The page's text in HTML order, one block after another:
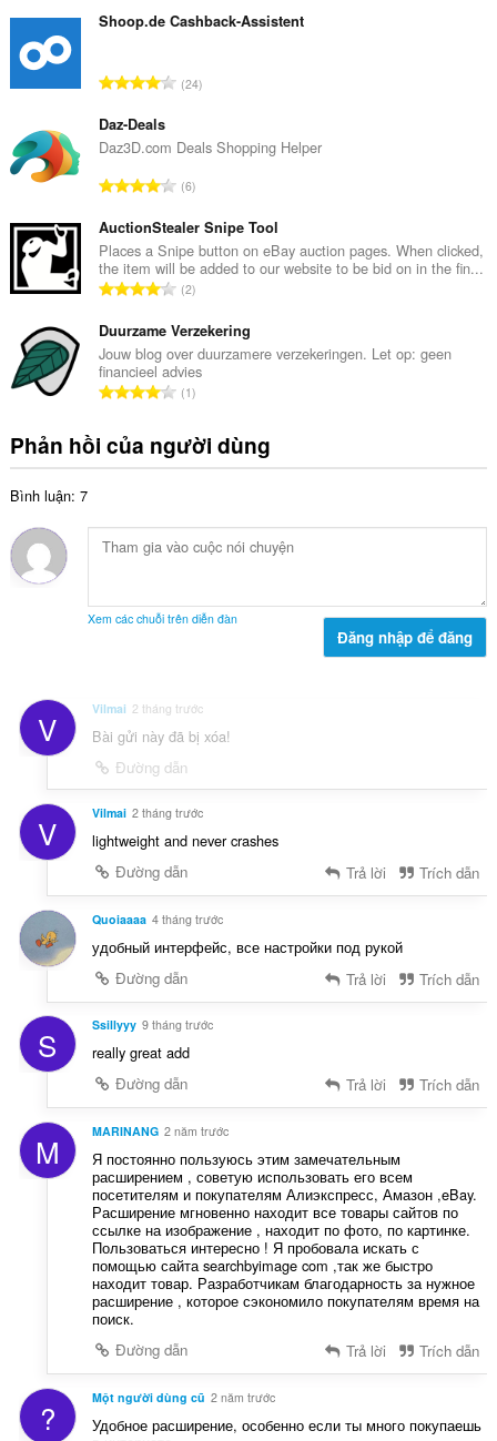
web
của
bạn.
n
ố
p
h
ạ
n
g
:
Shoop.de Cashback-Assistent
T
g
ố
ế
p
h
ạ
n
g
:
24
Daz-Deals
Daz3D.com Deals Shopping Helper
T
n
g
s
ố
ế
p
h
ạ
g
:
6
AuctionStealer Snipe Tool
Places a Snipe button on eBay auction pages. When clicked,
the item will be added to our website to be bid on in the fin...
T
n
g
s
ố
ế
p
n
g
2
Duurzame Verzekering
Jouw blog over duurzamere verzekeringen. Let op: geen
financieel advies
T
g
x
ế
ạ
1
Phản hồi của người dùng
Bình luận: 7
Xem các chuỗi trên diễn đàn
Đăng nhập để đăng
V Vilmai 2 tháng trước
Bài gửi này đã bị xóa!
Đường dẫn
V Vilmai 2 tháng trước
lightweight and never crashes
Đường dẫn
Trả lời Trích dẫn
Quoiaaaa 4 tháng trước
удобный интерфейс, все настройки под рукой
Đường dẫn
Trả lời Trích dẫn
S Ssillyyy 9 tháng trước
really great add
Đường dẫn
Trả lời Trích dẫn
M MARINANG 2 năm trước
Я постоянно пользуюсь этим замечательным
расширением , советую использовать его всем
посетителям и покупателям Алиэкспресс, Амазон ,eBay.
Расширение мгновенно находит все товары сайтов по
ссылке на изображение , находит по фото, по картинке.
Пользоваться интересно ! Я пробовала искать с
помощью сайта searchbyimage com ,так же быстро
находит товар. Разработчикам благодарность за нужное
расширение , которое сэкономило покупателям время на
поиск.
Đường dẫn
Trả lời Trích dẫn
? Một người dùng cũ 2 năm trước
Удобное расширение, особенно если ты много покупаешь